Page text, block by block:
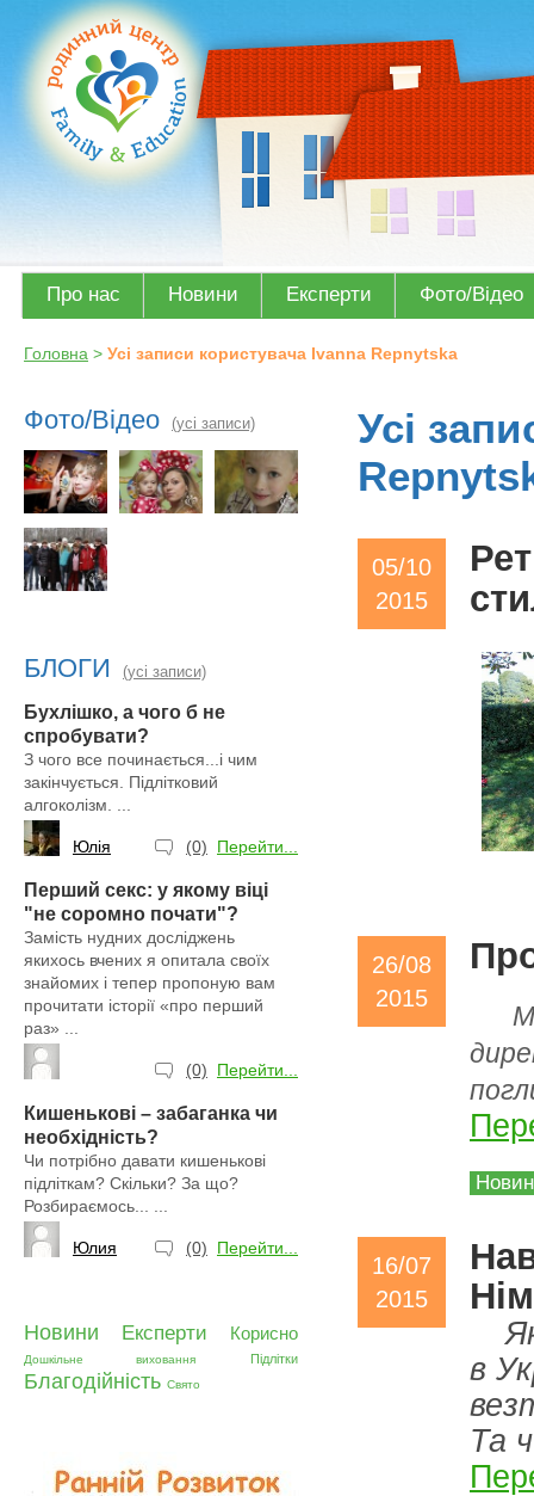
Про нас Новини Експерти Фото/Відео
Головна > Усi записи користувача Ivanna Repnytska
Фото/Відео (усі записи)
БЛОГИ (усі записи)
Бухлішко, а чого б не
спробувати?
З чого все починається...і чим
закінчується. Підлітковий
алгоколізм. ...
Юлія (0) Перейти...
Перший секс: у якому віці
"не соромно почати"?
Замість нудних досліджень
якихось вчених я опитала своїх
знайомих і тепер пропоную вам
прочитати історії «про перший
раз» ...
(0) Перейти...
Кишенькові – забаганка чи
необхідність?
Чи потрібно давати кишенькові
підліткам? Скільки? За що?
Розбираємось... ...
Юлия (0) Перейти...
Новини Експерти Корисно
Дошкільне виховання Підлітки
Благодійність Свято
Усi
05/10
2015
26/08
2015
16/07
2015
в
Та